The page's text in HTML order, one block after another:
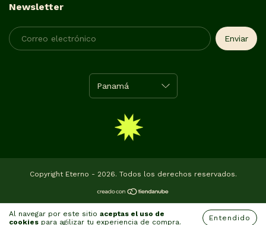
Al navegar por este sitio aceptas el uso de
cookies para agilizar tu experiencia de compra. Entendido
Newsletter
Copyright Eterno - 2026. Todos los derechos reservados.